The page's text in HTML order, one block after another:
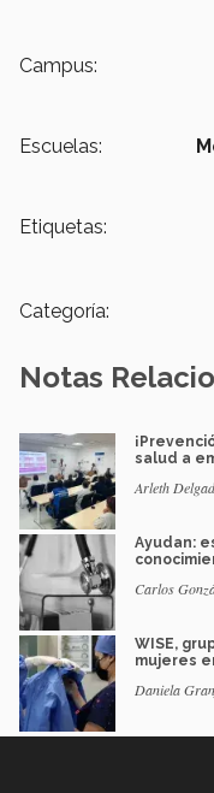
Campus:
Escuelas:
Etiquetas:
Categoría:
Notas
salud a
Arleth
Ayudan:
Carlos
WISE,
mujeres
Daniela